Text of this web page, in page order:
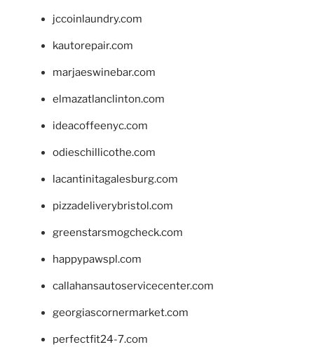
jccoinlaundry.com
kautorepair.com
marjaeswinebar.com
elmazatlanclinton.com
ideacoffeenyc.com
odieschillicothe.com
lacantinitagalesburg.com
pizzadeliverybristol.com
greenstarsmogcheck.com
happypawspl.com
callahansautoservicecenter.com
georgiascornermarket.com
perfectfit24-7.com